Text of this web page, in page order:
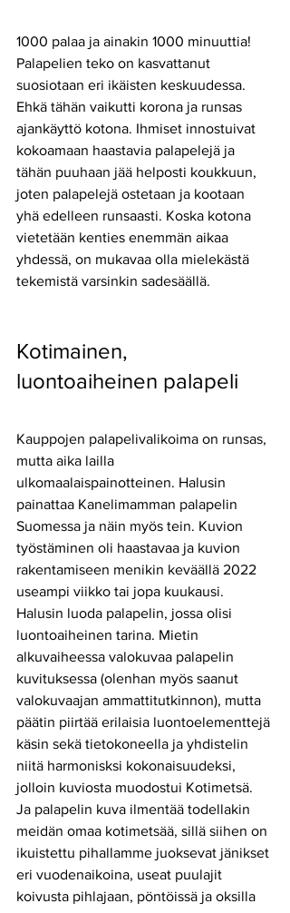
1000 palaa ja ainakin 1000 minuuttia!
Palapelien teko on kasvattanut
suosiotaan eri ikäisten keskuudessa.
Ehkä tähän vaikutti korona ja runsas
ajankäyttö kotona. Ihmiset innostuivat
kokoamaan haastavia palapelejä ja
tähän puuhaan jää helposti koukkuun,
joten palapelejä ostetaan ja kootaan
yhä edelleen runsaasti. Koska kotona
vietetään kenties enemmän aikaa
yhdessä, on mukavaa olla mielekästä
tekemistä varsinkin sadesäällä.
Kotimainen,
luontoaiheinen palapeli
Kauppojen palapelivalikoima on runsas,
mutta aika lailla
ulkomaalaispainotteinen. Halusin
painattaa Kanelimamman palapelin
Suomessa ja näin myös tein. Kuvion
työstäminen oli haastavaa ja kuvion
rakentamiseen menikin keväällä 2022
useampi viikko tai jopa kuukausi.
Halusin luoda palapelin, jossa olisi
luontoaiheinen tarina. Mietin
alkuvaiheessa valokuvaa palapelin
kuvituksessa (olenhan myös saanut
valokuvaajan ammattitutkinnon), mutta
päätin piirtää erilaisia luontoelementtejä
käsin sekä tietokoneella ja yhdistelin
niitä harmonisksi kokonaisuudeksi,
jolloin kuviosta muodostui Kotimetsä.
Ja palapelin kuva ilmentää todellakin
meidän omaa kotimetsää, sillä siihen on
ikuistettu pihallamme juoksevat jänikset
eri vuodenaikoina, useat puulajit
koivusta pihlajaan, pöntöissä ja oksilla